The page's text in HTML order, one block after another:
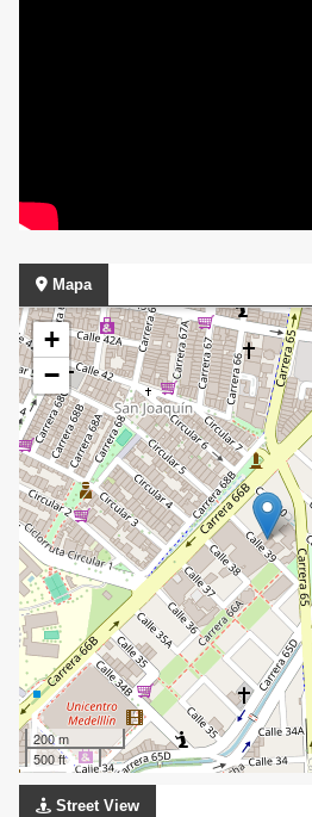
Mapa
+
−
200 m
500 ft
Street View